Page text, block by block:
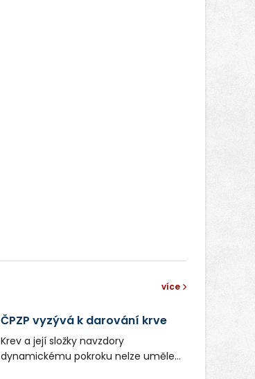
více
ČPZP vyzývá k darování krve
Krev a její složky navzdory
dynamickému pokroku nelze uměle